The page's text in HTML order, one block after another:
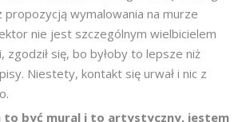
propozycją wymalowania na murze
nie jest szczególnym wielbicielem
zgodził się, bo byłoby to lepsze niż
Niestety, kontakt się urwał i nic z
to być mural i to artystyczny, jestem